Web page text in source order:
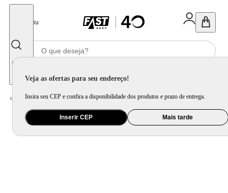
Menu
Veja as ofertas para seu endereço!
Insira seu CEP e confira a disponibilidade dos produtos e prazo de entrega.
Inserir CEP Mais tarde
Home Mercado / Bebida Vinho